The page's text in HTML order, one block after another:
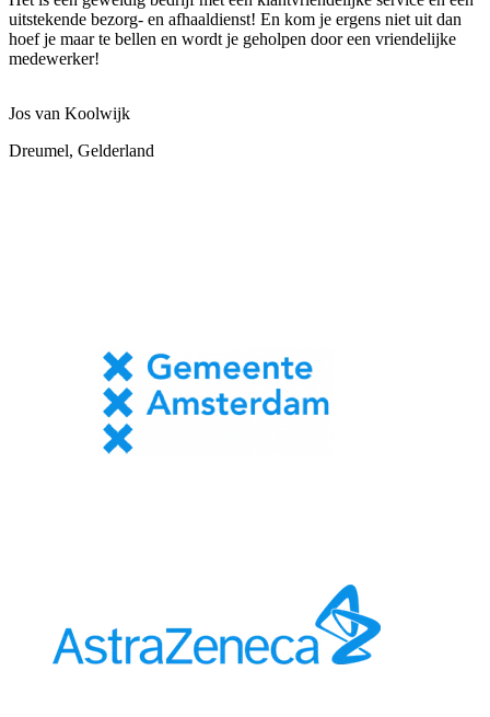
uitstekende bezorg- en afhaaldienst! En kom je ergens niet uit dan
hoef je maar te bellen en wordt je geholpen door een vriendelijke
medewerker!
Jos van Koolwijk
Dreumel, Gelderland